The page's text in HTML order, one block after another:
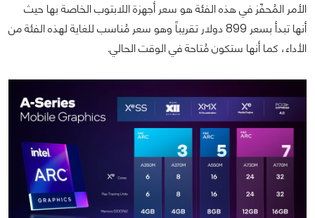
الأمر المُحفّز في هذه الفئة هو سعر أجهزة اللابتوب الخاصة بها حيث
أنها تبدأ بسعر 899 دولار تقريباً وهو سعر مُناسب للغاية لهذه الفئة من
الأداء، كما أنها ستكون مُتاحة في الوقت الحالي.